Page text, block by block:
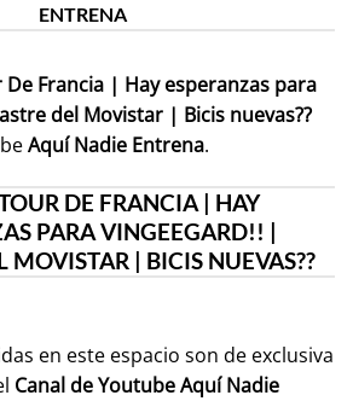
ENTRENA
De Francia | Hay esperanzas para
del Movistar | Bicis nuevas??
Aquí Nadie Entrena.
DE FRANCIA | HAY
PARA VINGEEGARD!! |
MOVISTAR | BICIS NUEVAS??
en este espacio son de exclusiva
Canal de YoutubeAquí Nadie